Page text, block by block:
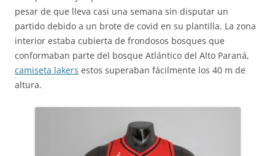
pesar de que lleva casi una semana sin disputar un
partido debido a un brote de covid en su plantilla. La zona
interior estaba cubierta de frondosos bosques que
conformaban parte del bosque Atlántico del Alto Paraná,
camiseta lakers estos superaban fácilmente los 40 m de
altura.